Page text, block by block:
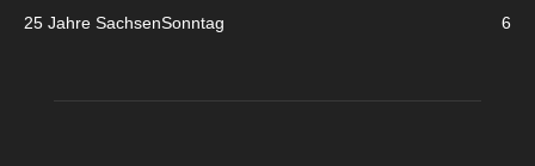
25 Jahre SachsenSonntag
6